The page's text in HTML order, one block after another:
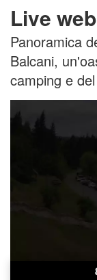
Live
Panoramica
Balcani,
camping e